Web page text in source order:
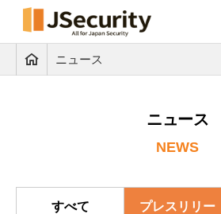
ニュース
ニュース
NEWS
すべて
プレスリリー